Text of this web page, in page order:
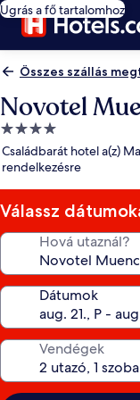
Ugrás a fő tartalomhoz
Összes szállás
Novotel
4.0
csillagos
szálláshely
Családbarát hotel a(z)
rendelkezésre
Válassz
Hová utaznál?
Dátumok
Vendégek